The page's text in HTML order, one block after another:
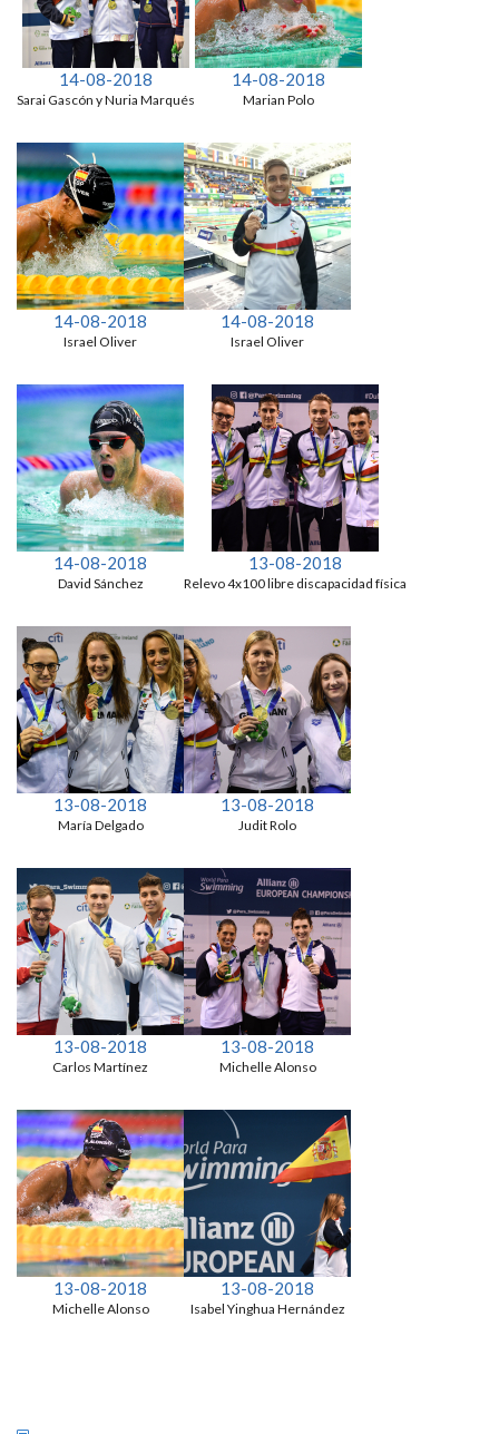
14-08-2018
Sarai Gascón y Nuria Marqués
14-08-2018
Marian Polo
14-08-2018
Israel Oliver
14-08-2018
Israel Oliver
14-08-2018
David Sánchez
13-08-2018
Relevo 4x100 libre discapacidad física
13-08-2018
María Delgado
13-08-2018
Judit Rolo
13-08-2018
Carlos Martínez
13-08-2018
Michelle Alonso
13-08-2018
Michelle Alonso
13-08-2018
Isabel Yinghua Hernández